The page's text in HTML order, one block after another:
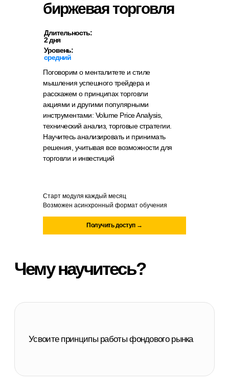
биржевая торговля
Поговорим о менталитете и стиле
мышления успешного трейдера и
расскажем о принципах торговли
акциями и другими популярными
инструментами: Volume Price Analysis,
технический анализ, торговые стратегии.
Научитесь анализировать и принимать
решения, учитывая все возможности для
торговли и инвестиций
Старт модуля
Возможен асинхронный формат обучения
Получить доступ →
Длительность:
Уровень:
2 дня
средний
каждый месяц
Чему научитесь?
Усвоите принципы работы фондового рынка